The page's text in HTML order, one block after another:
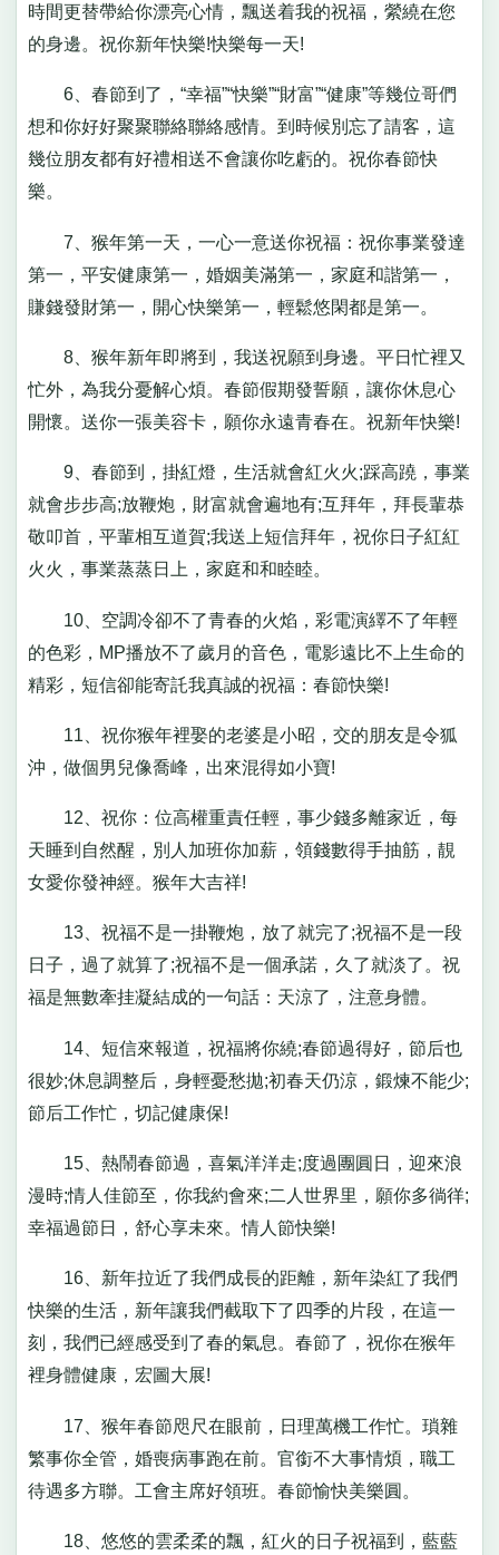
時間更替帶給你漂亮心情，飄送着我的祝福，縈繞在您
的身邊。祝你新年快樂!快樂每一天!
6、春節到了，“幸福”“快樂”“財富”“健康”等幾位哥們
想和你好好聚聚聯絡聯絡感情。到時候別忘了請客，這
幾位朋友都有好禮相送不會讓你吃虧的。祝你春節快
樂。
7、猴年第一天，一心一意送你祝福：祝你事業發達
第一，平安健康第一，婚姻美滿第一，家庭和諧第一，
賺錢發財第一，開心快樂第一，輕鬆悠閑都是第一。
8、猴年新年即將到，我送祝願到身邊。平日忙裡又
忙外，為我分憂解心煩。春節假期發誓願，讓你休息心
開懷。送你一張美容卡，願你永遠青春在。祝新年快樂!
9、春節到，掛紅燈，生活就會紅火火;踩高蹺，事業
就會步步高;放鞭炮，財富就會遍地有;互拜年，拜長輩恭
敬叩首，平輩相互道賀;我送上短信拜年，祝你日子紅紅
火火，事業蒸蒸日上，家庭和和睦睦。
10、空調冷卻不了青春的火焰，彩電演繹不了年輕
的色彩，MP播放不了歲月的音色，電影遠比不上生命的
精彩，短信卻能寄託我真誠的祝福：春節快樂!
11、祝你猴年裡娶的老婆是小昭，交的朋友是令狐
沖，做個男兒像喬峰，出來混得如小寶!
12、祝你：位高權重責任輕，事少錢多離家近，每
天睡到自然醒，別人加班你加薪，領錢數得手抽筋，靚
女愛你發神經。猴年大吉祥!
13、祝福不是一掛鞭炮，放了就完了;祝福不是一段
日子，過了就算了;祝福不是一個承諾，久了就淡了。祝
福是無數牽挂凝結成的一句話：天涼了，注意身體。
14、短信來報道，祝福將你繞;春節過得好，節后也
很妙;休息調整后，身輕憂愁拋;初春天仍涼，鍛煉不能少;
節后工作忙，切記健康保!
15、熱鬧春節過，喜氣洋洋走;度過團圓日，迎來浪
漫時;情人佳節至，你我約會來;二人世界里，願你多徜徉;
幸福過節日，舒心享未來。情人節快樂!
16、新年拉近了我們成長的距離，新年染紅了我們
快樂的生活，新年讓我們截取下了四季的片段，在這一
刻，我們已經感受到了春的氣息。春節了，祝你在猴年
裡身體健康，宏圖大展!
17、猴年春節咫尺在眼前，日理萬機工作忙。瑣雜
繁事你全管，婚喪病事跑在前。官銜不大事情煩，職工
待遇多方聯。工會主席好領班。春節愉快美樂圓。
18、悠悠的雲柔柔的飄，紅火的日子祝福到，藍藍